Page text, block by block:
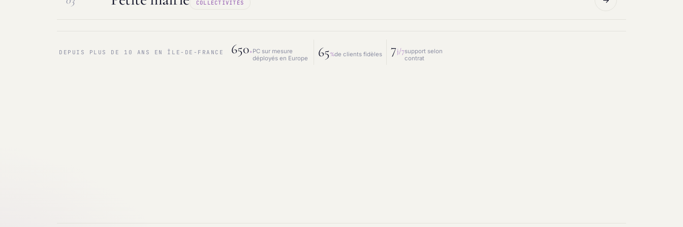
Maintenance & infogérance PC sur mesure
COLLECTIVITÉS
DEPUIS PLUS DE 10 ANS EN ÎLE-DE-FRANCE
650+PC sur mesure
déployés en Europe
65%de clients fidèles 7j/7support selon
contrat